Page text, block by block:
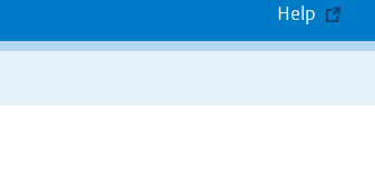
Help